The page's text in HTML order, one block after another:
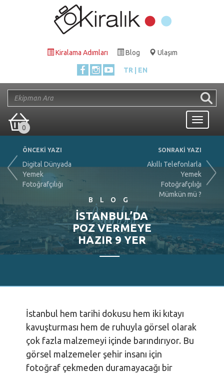
Kiralama Adımları Blog Ulaşım
TR EN
0
Toggle
BLOG
İSTANBUL’DA
POZ VERMEYE
HAZIR 9 YER
ÖNCEKİ YAZI
Digital Dünyada
Yemek
Fotoğrafçılığı
SONRAKİ YAZI
Akıllı Telefonlarla
Yemek
Fotoğrafçılığı
Mümkün mü ?
İstanbul hem tarihi dokusu hem iki kıtayı
kavuşturması hem de ruhuyla görsel olarak
çok fazla malzemeyi içinde barındırıyor. Bu
görsel malzemeler şehir insanı için
fotoğraf çekmeden duramayacağı bir